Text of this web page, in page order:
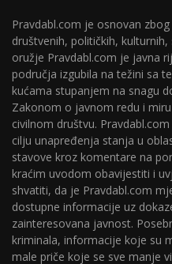
Pravdabl.com je osnovan
društvenih, političkih,
oružje Pravdabl.com je javna
područja izgubila na težini sa
kućama stupanjem na snagu
Zakonom o javnom redu i
civilnom društvu.
cilju unapređenja stanja u
stavove kroz komentare na
kraćim uvodom obavijestiti i
shvatiti, da je Pravdabl.com
dostupne informacije uz
zainteresovana javnost.
kriminala, informacije koje su
male priče koje se sve manje